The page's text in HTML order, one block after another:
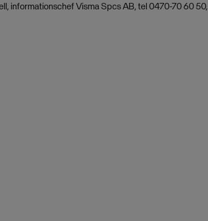
informationschef Visma Spcs AB, tel 0470-70 60 50,